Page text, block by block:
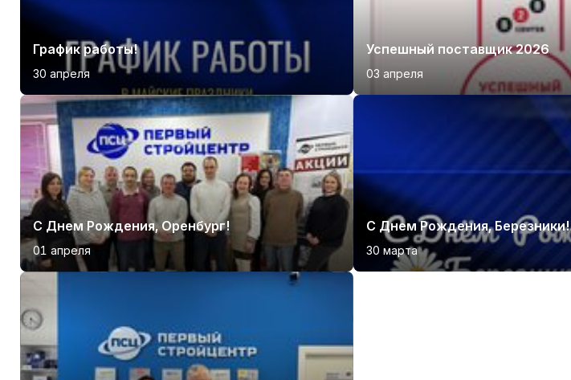
График работы!
30 апреля
Успешный поставщик 2026
03 апреля
С Днем Рождения, Оренбург!
01 апреля
С Днем Рождения, Березники!
30 марта